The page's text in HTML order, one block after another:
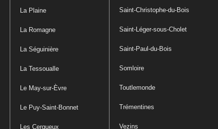
La Plaine
La Romagne
La Séguinière
La Tessoualle
Le May-sur-Èvre
Le Puy-Saint-Bonnet
Les Cerqueux
Saint-Christophe-du-Bois
Saint-Léger-sous-Cholet
Saint-Paul-du-Bois
Somloire
Toutlemonde
Trémentines
Vezins